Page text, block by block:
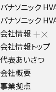
パナソニック
パナソニック
会社情報
会社情報トップ
代表あいさつ
会社概要
事業拠点